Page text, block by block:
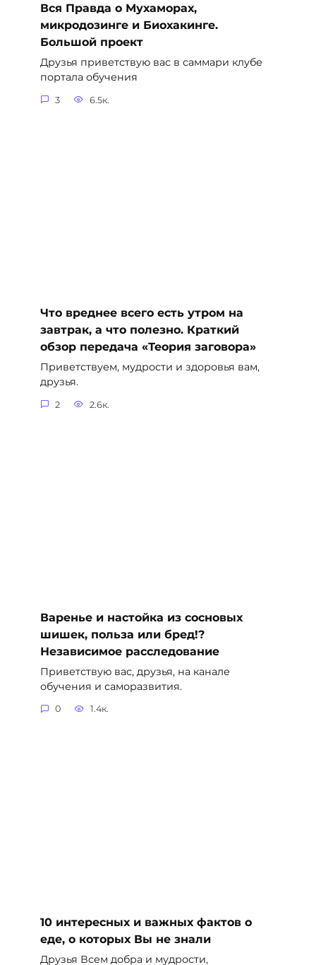
Вся Правда о Мухаморах,
микродозинге и Биохакинге.
Большой проект
Друзья приветствую вас в саммари клубе
портала обучения
3 6.5к.
Что вреднее всего есть утром на
завтрак, а что полезно. Краткий
обзор передача «Теория заговора»
Приветствуем, мудрости и здоровья вам,
друзья.
2 2.6к.
Варенье и настойка из сосновых
шишек, польза или бред!?
Независимое расследование
Приветствую вас, друзья, на канале
обучения и саморазвития.
0 1.4к.
10 интересных и важных фактов о
еде, о которых Вы не знали
Друзья Всем добра и мудрости,